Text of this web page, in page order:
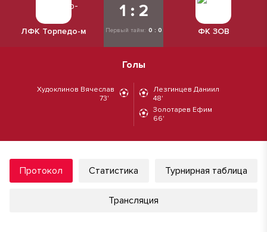
ЛФК Торпедо-м
1 : 2
Первый тайм: 0 : 0 ФК ЗОВ
Голы
Худоклинов Вячеслав
73'
Лезгинцев Даниил
48'
Золотарев Ефим
66'
Протокол Статистика Турнирная таблица
Трансляция